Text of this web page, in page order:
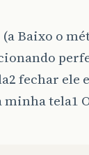
Baixo o
fechar ele
tela1